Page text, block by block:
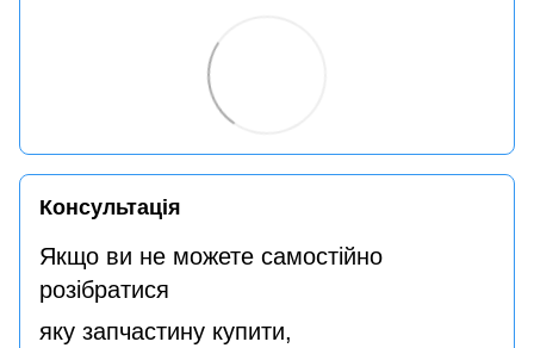
Консультація
Якщо ви не можете самостійно
розібратися
яку запчастину купити,